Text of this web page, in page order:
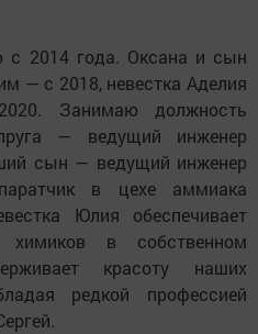
2014 года. Оксана и сын
— с 2018, невестка Аделия
Занимаю должность
— ведущий инженер
сын — ведущий инженер
в цехе аммиака
Юлия обеспечивает
в собственном
красоту наших
редкой профессией